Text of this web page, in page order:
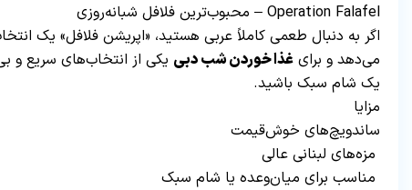
Operation Falafel – محبوب‌ترین فلافل شبانه‌روزی
اگر به دنبال طعمی کاملاً عربی هستید، «اپریشن فلافل» یک
می‌دهد و برای غذا خوردن شب دبی یکی از انتخاب‌های سریع و
یک شام سبک باشید.
مزایا
ساندویچ‌های خوش‌قیمت
مزه‌های لبنانی عالی
مناسب برای میان‌وعده یا شام سبک